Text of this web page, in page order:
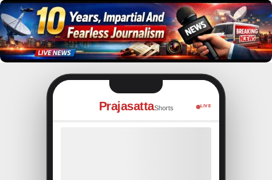
PrajasattaShorts LIVE